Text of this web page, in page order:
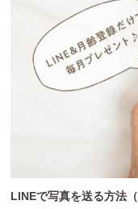
LINEで写真を送る方法